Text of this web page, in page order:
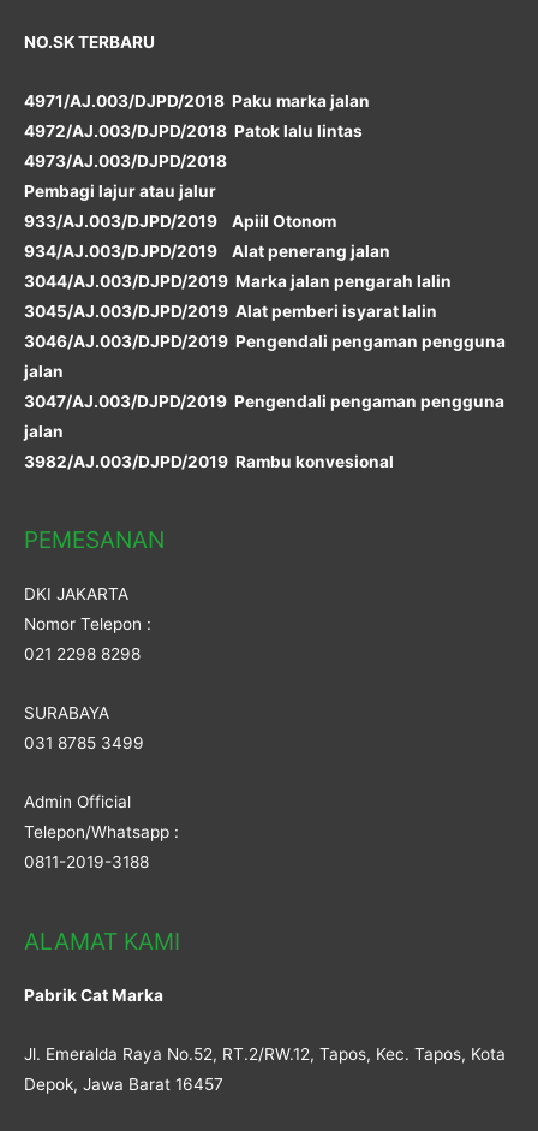
NO.SK TERBARU
4971/AJ.003/DJPD/2018 Paku marka jalan
4972/AJ.003/DJPD/2018 Patok lalu lintas
4973/AJ.003/DJPD/2018
Pembagi lajur atau jalur
933/AJ.003/DJPD/2019 Apiil Otonom
934/AJ.003/DJPD/2019 Alat penerang jalan
3044/AJ.003/DJPD/2019 Marka jalan pengarah lalin
3045/AJ.003/DJPD/2019 Alat pemberi isyarat lalin
3046/AJ.003/DJPD/2019 Pengendali pengaman pengguna
jalan
3047/AJ.003/DJPD/2019 Pengendali pengaman pengguna
jalan
3982/AJ.003/DJPD/2019 Rambu konvesional
PEMESANAN
DKI JAKARTA
Nomor Telepon :
021 2298 8298
SURABAYA
031 8785 3499
Admin Official
Telepon/Whatsapp :
0811-2019-3188
ALAMAT KAMI
Pabrik Cat Marka
Jl. Emeralda Raya No.52, RT.2/RW.12, Tapos, Kec. Tapos, Kota
Depok, Jawa Barat 16457